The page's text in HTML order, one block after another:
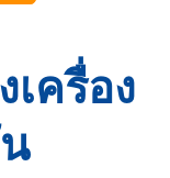
เครื่อง